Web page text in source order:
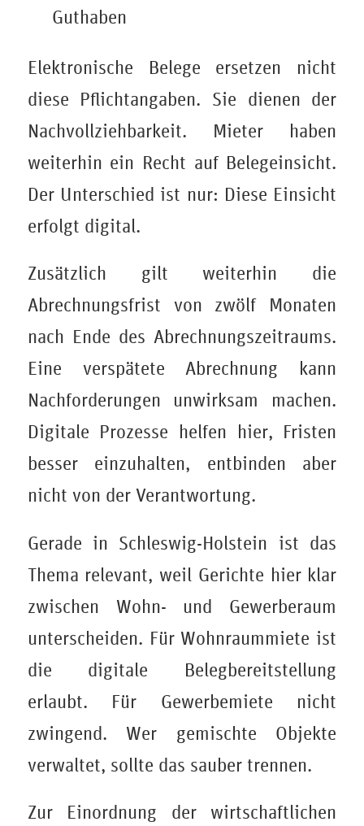
Guthaben
Elektronische Belege ersetzen nicht
diese Pflichtangaben. Sie dienen der
Nachvollziehbarkeit. Mieter haben
weiterhin ein Recht auf Belegeinsicht.
Der Unterschied ist nur: Diese Einsicht
erfolgt digital.
Zusätzlich gilt weiterhin die
Abrechnungsfrist von zwölf Monaten
nach Ende des Abrechnungszeitraums.
Eine verspätete Abrechnung kann
Nachforderungen unwirksam machen.
Digitale Prozesse helfen hier, Fristen
besser einzuhalten, entbinden aber
nicht von der Verantwortung.
Gerade in Schleswig-Holstein ist das
Thema relevant, weil Gerichte hier klar
zwischen Wohn- und Gewerberaum
unterscheiden. Für Wohnraummiete ist
die digitale Belegbereitstellung
erlaubt. Für Gewerbemiete nicht
zwingend. Wer gemischte Objekte
verwaltet, sollte das sauber trennen.
Zur Einordnung der wirtschaftlichen